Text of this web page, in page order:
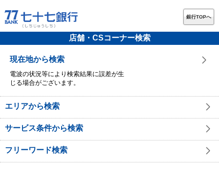
銀行TOPへ
店舗・CSコーナー検索
現在地から検索
電波の状況等により検索結果に誤差が生
じる場合がございます。
エリアから検索
サービス条件から検索
フリーワード検索